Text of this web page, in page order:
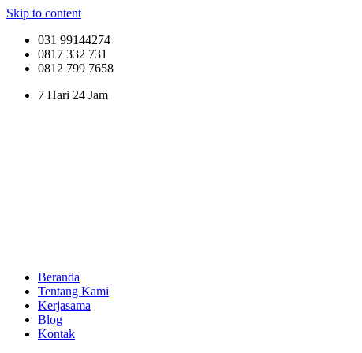
Skip to content
031 99144274
0817 332 731
0812 799 7658
7 Hari 24 Jam
Beranda
Tentang Kami
Kerjasama
Blog
Kontak